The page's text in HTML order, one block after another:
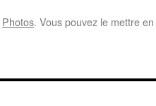
Photos. Vous pouvez le mettre